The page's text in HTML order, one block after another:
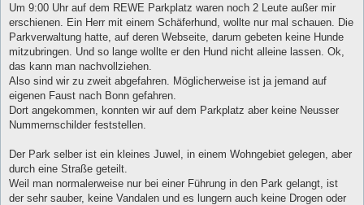
r
a
Um 9:00 Uhr auf dem REWE Parkplatz waren noch 2 Leute außer mir
erschienen. Ein Herr mit einem Schäferhund, wollte nur mal schauen. Die
Parkverwaltung hatte, auf deren Webseite, darum gebeten keine Hunde
mitzubringen. Und so lange wollte er den Hund nicht alleine lassen. Ok,
das kann man nachvollziehen.
Also sind wir zu zweit abgefahren. Möglicherweise ist ja jemand auf
eigenen Faust nach Bonn gefahren.
Dort angekommen, konnten wir auf dem Parkplatz aber keine Neusser
Nummernschilder feststellen.
Der Park selber ist ein kleines Juwel, in einem Wohngebiet gelegen, aber
durch eine Straße geteilt.
Weil man normalerweise nur bei einer Führung in den Park gelangt, ist
der sehr sauber, keine Vandalen und es lungern auch keine Drogen oder